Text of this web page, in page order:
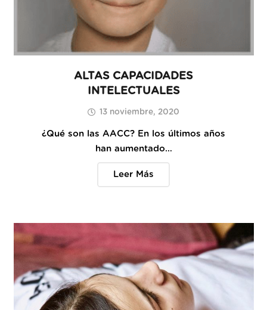
ALTAS CAPACIDADES
INTELECTUALES
13 noviembre, 2020
¿Qué son las AACC? En los últimos años
han aumentado…
Leer Más